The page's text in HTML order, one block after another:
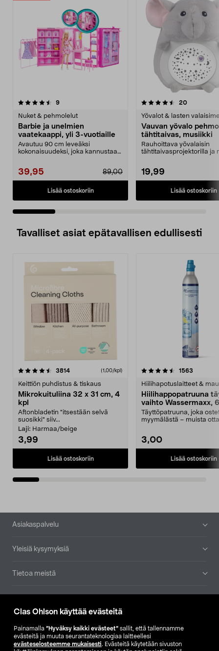
Clas Ohlson käyttää evästeitä
Painamalla ”Hyväksy kaikki evästeet” sallit, että tallennamme
evästeitä ja muuta seurantateknologiaa laitteellesi
evästeselosteemme mukaisesti. Evästeitä käytetään sivuston
9arvostelut
Nuket & pehmolelut
Barbie ja unelmien
vaatekaappi, yli 3-vuotiaille
Avautuu 90 cm leveäksi
kokonaisuudeksi, joka kannustaa
39,95 89,00
Lisää ostoskoriin
4.5 viidestä
20arvostelut
Yövalot & lasten
Vauvan yövalo
tähtitaivas, musiikki
Rauhoittava yövalaisin
tähtitaivasprojektorilla ja
19,99
Lisää ostoskoriin
4.5 viidestä
Tavalliset asiat epätavallisen edullisesti
3814arvostelut (1,00/kpl)
Keittiön puhdistus & tiskaus
Mikrokuituliina 32 x 31 cm, 4
kpl
Aftonbladetin "itsestään selvä
suosikki" siiv...
Laji: Harmaa/beige
3,99
Lisää ostoskoriin
4.5viidestä
1563
Hiilihapotuslaitteet &
Hiilihappopatruuna
vaihto Wassermaxx,
Täyttöpatruuna, joka
myymälästä – muista
3,00
Lisää ostoskoriin
4.5viidestä
Alatunniste
Asiakaspalvelu
Yleisiä kysymyksiä
Tietoa meistä
Etsi myymälä